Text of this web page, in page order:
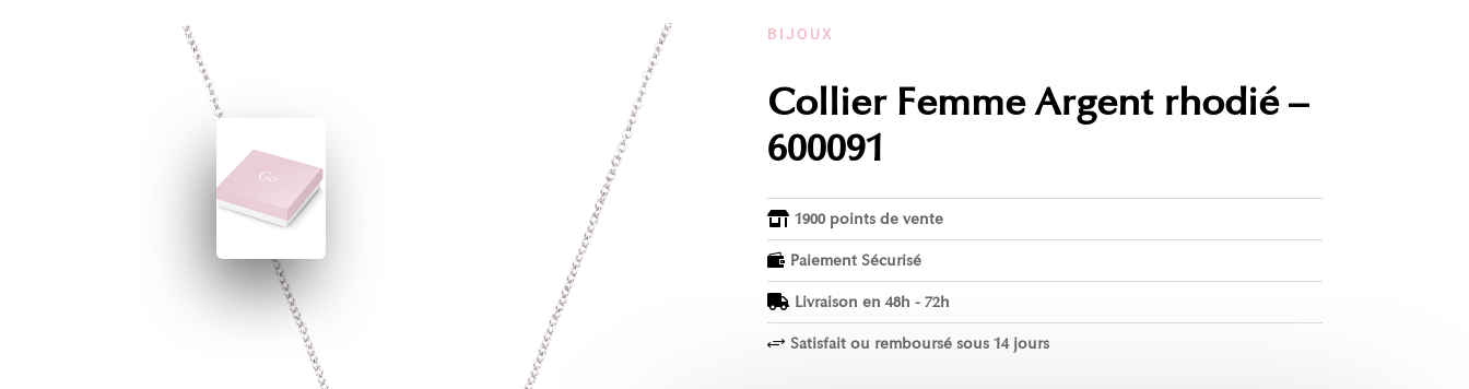
BIJOUX
Collier Femme Argent rhodié –
600091
 1900 points de vente
 Paiement Sécurisé
 Livraison en 48h - 72h
+ Satisfait ou remboursé sous 14 jours